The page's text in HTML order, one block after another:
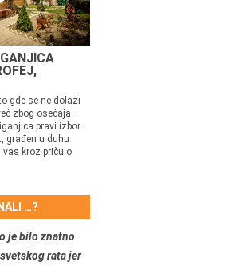
gde se ne dolazi
zbog osećaja –
pravi izbor.
građen u duhu
kroz priču o
…?
je bilo znatno
rata jer